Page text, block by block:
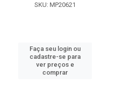
SKU: MP20621
Faça seu login ou
cadastre-se para
ver preços e
comprar